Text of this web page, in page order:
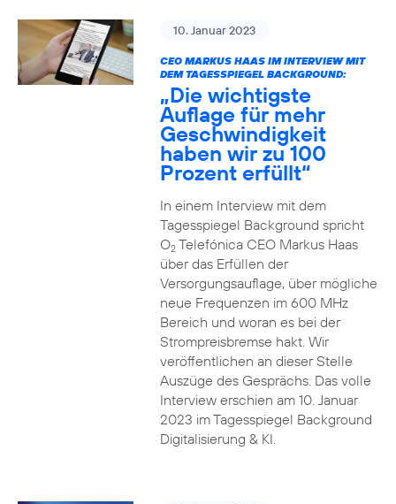
10. Januar 2023
CEO MARKUS HAAS IM INTERVIEW MIT
DEM TAGESSPIEGEL BACKGROUND:
„Die wichtigste
Auflage für mehr
Geschwindigkeit
haben wir zu 100
Prozent erfüllt“
In einem Interview mit dem
Tagesspiegel Background spricht
O2Telefónica CEO Markus Haas
über das Erfüllen der
Versorgungsauflage, über mögliche
neue Frequenzen im 600 MHz
Bereich und woran es bei der
Strompreisbremse hakt. Wir
veröffentlichen an dieser Stelle
Auszüge des Gesprächs. Das volle
Interview erschien am 10. Januar
2023 im Tagesspiegel Background
Digitalisierung & KI.